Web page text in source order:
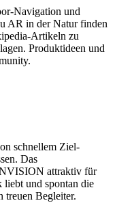
Navigation und
AR in der Natur finden
Artikeln zu
Produktideen und
schnellem Ziel-
Das
attraktiv für
liebt und spontan die
treuen Begleiter.